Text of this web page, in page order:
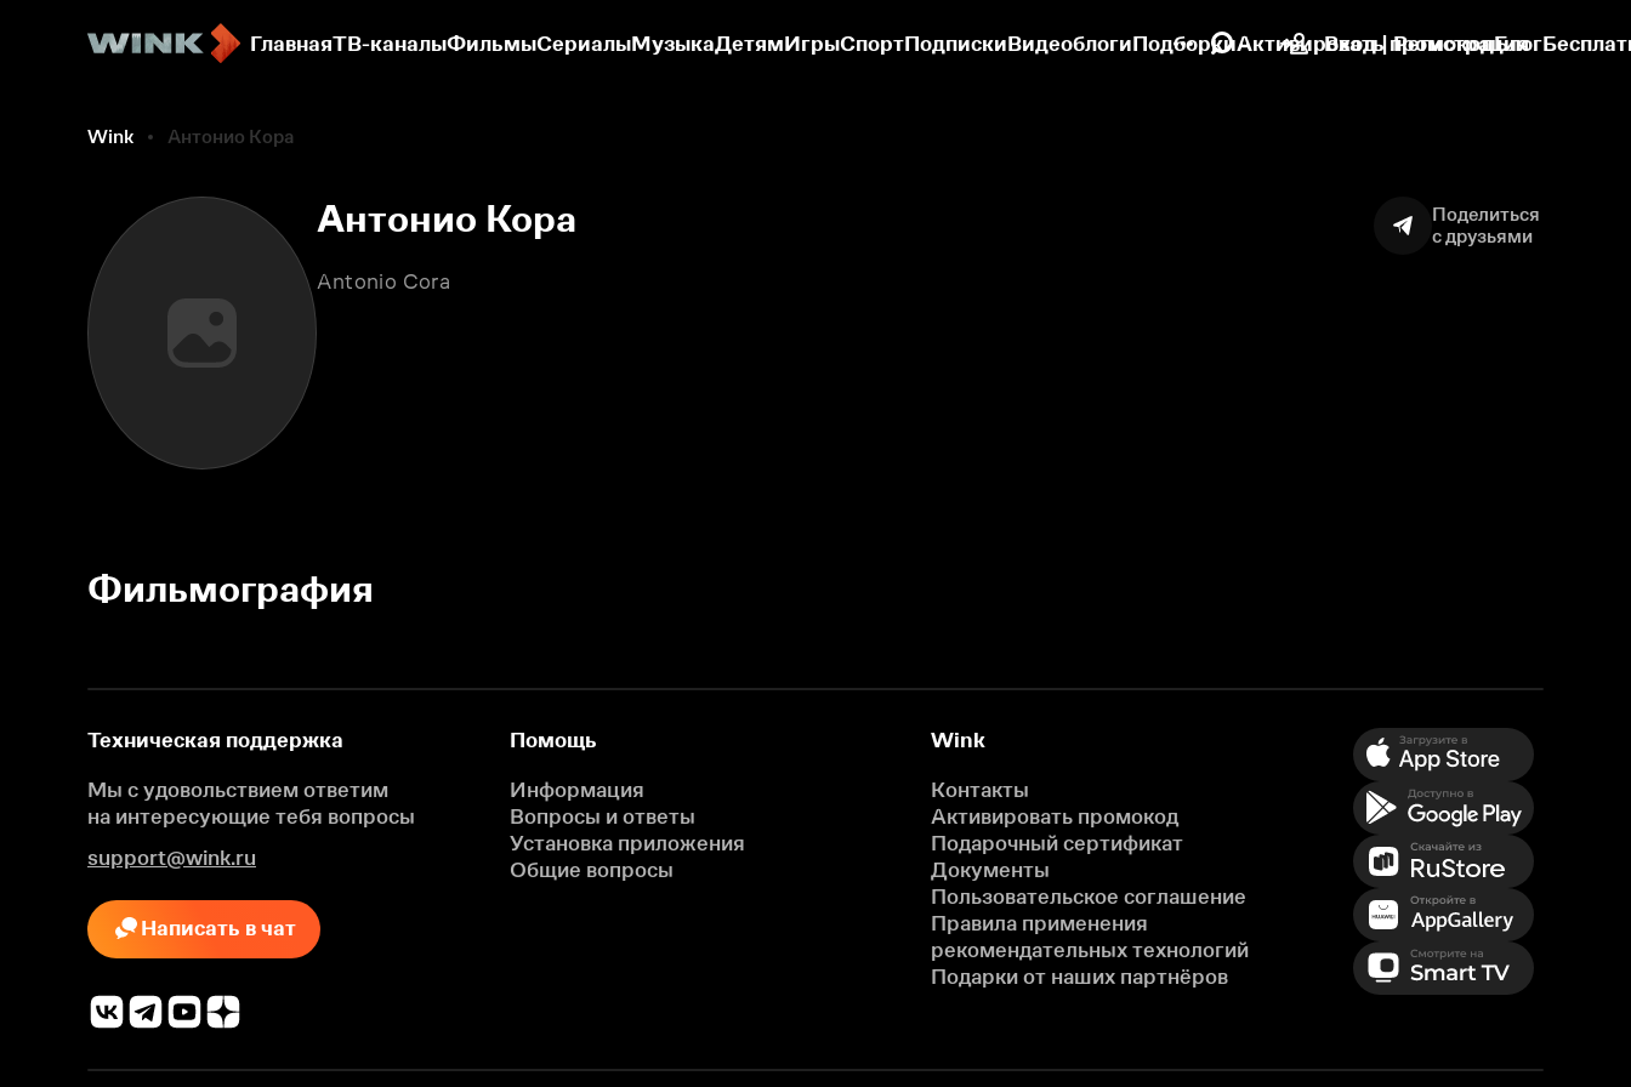
ГлавнаяТВ-каналыФильмыСериалыМузыкаДетямИгрыСпортПодпискиВидеоблогиПодборкиАктивировать промокодБлог
Вход | Регистрация
Wink Антонио Кора
Антонио Кора
Antonio Cora
Поделиться
с друзьями
Фильмография
Техническая поддержка
Мы с удовольствием ответим
на интересующие тебя вопросы
support@wink.ru
Написать в чат
Помощь
Информация
Вопросы и ответы
Установка приложения
Общие вопросы
Wink
Контакты
Активировать промокод
Подарочный сертификат
Документы
Пользовательское соглашение
Правила применения
рекомендательных технологий
Подарки от наших партнёров